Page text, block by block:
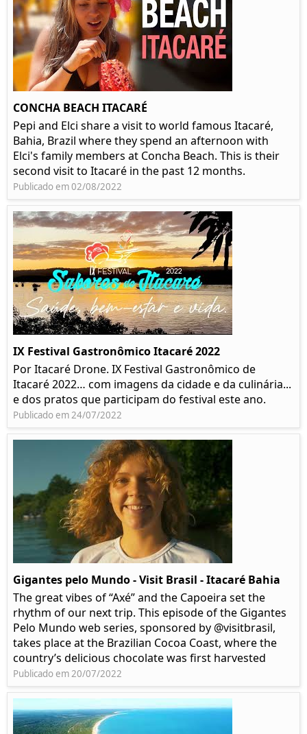
CONCHA BEACH ITACARÉ
Pepi and Elci share a visit to world famous Itacaré,
Bahia, Brazil where they spend an afternoon with
Elci's family members at Concha Beach. This is their
second visit to Itacaré in the past 12 months.
Publicado em 02/08/2022
IX Festival Gastronômico Itacaré 2022
Por Itacaré Drone. IX Festival Gastronômico de
Itacaré 2022… com imagens da cidade e da culinária...
e dos pratos que participam do festival este ano.
Publicado em 24/07/2022
Gigantes pelo Mundo - Visit Brasil - Itacaré Bahia
The great vibes of “Axé” and the Capoeira set the
rhythm of our next trip. This episode of the Gigantes
Pelo Mundo web series, sponsored by @visitbrasil,
takes place at the Brazilian Cocoa Coast, where the
country’s delicious chocolate was first harvested
Publicado em 20/07/2022